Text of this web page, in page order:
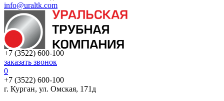
info@uraltk.com
+7 (3522) 600-100
заказать звонок
0
+7 (3522) 600-100
г. Курган, ул. Омская, 171д